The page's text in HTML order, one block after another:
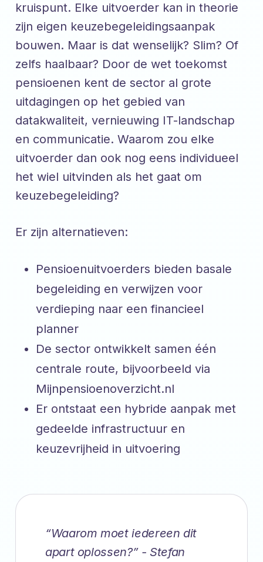
kruispunt. Elke uitvoerder kan in theorie
zijn eigen keuzebegeleidingsaanpak
bouwen. Maar is dat wenselijk? Slim? Of
zelfs haalbaar? Door de wet toekomst
pensioenen kent de sector al grote
uitdagingen op het gebied van
datakwaliteit, vernieuwing IT-landschap
en communicatie. Waarom zou elke
uitvoerder dan ook nog eens individueel
het wiel uitvinden als het gaat om
keuzebegeleiding?
Er zijn alternatieven:
Pensioenuitvoerders bieden basale
begeleiding en verwijzen voor
verdieping naar een financieel
planner
De sector ontwikkelt samen één
centrale route, bijvoorbeeld via
Mijnpensioenoverzicht.nl
Er ontstaat een hybride aanpak met
gedeelde infrastructuur en
keuzevrijheid in uitvoering
“Waarom moet iedereen dit
apart oplossen?” - Stefan